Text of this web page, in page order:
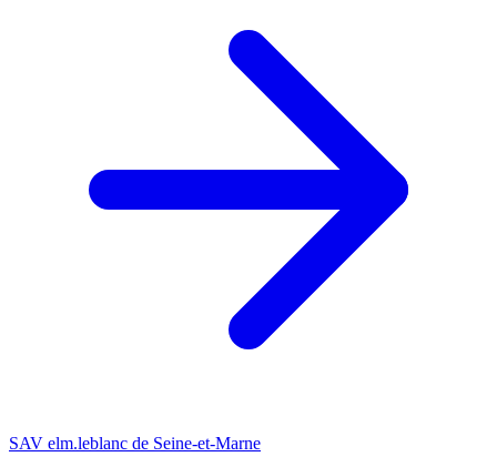
SAV elm.leblanc de Seine-et-Marne